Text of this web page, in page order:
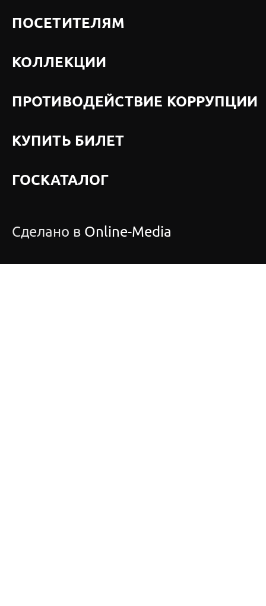
ПОСЕТИТЕЛЯМ
КОЛЛЕКЦИИ
ПРОТИВОДЕЙСТВИЕ КОРРУПЦИИ
КУПИТЬ БИЛЕТ
ГОСКАТАЛОГ
Сделано в Online-Media